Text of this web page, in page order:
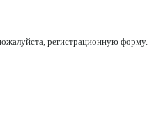
регистрационную форму.